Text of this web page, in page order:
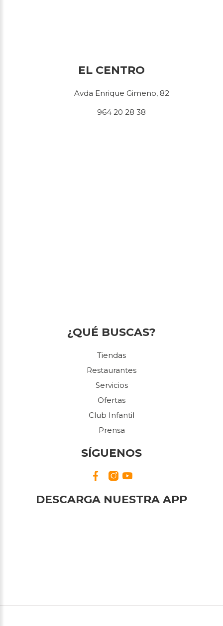
EL CENTRO
Avda Enrique Gimeno, 82
964 20 28 38
¿QUÉ BUSCAS?
Tiendas
Restaurantes
Servicios
Ofertas
Club Infantil
Prensa
SÍGUENOS
DESCARGA NUESTRA APP